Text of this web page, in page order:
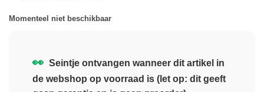
Momenteel niet beschikbaar
👀 Seintje ontvangen wanneer dit artikel in
de webshop op voorraad is (let op: dit geeft